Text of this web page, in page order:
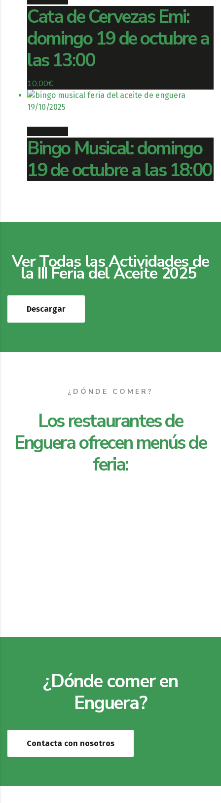
Cata de Cervezas Emi:
domingo 19 de octubre a
las 13:00
10,00€
19/10/2025
Bingo Musical: domingo
19 de octubre a las 18:00
Ver Todas las Actividades de
la III Feria del Aceite 2025
Descargar
¿DÓNDE COMER?
Los restaurantes de
Enguera ofrecen menús de
feria:
¿Dónde comer en
Enguera?
Contacta con nosotros